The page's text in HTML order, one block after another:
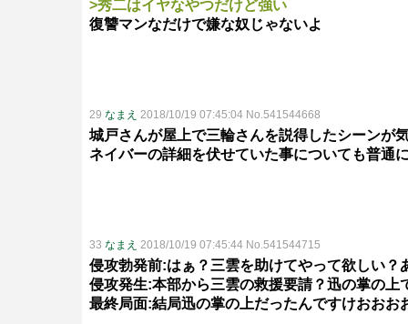
>秀二はイヤなやつだけど強い
復讐マンなだけで嫌な奴じゃないよ
29 なまえ 2018/10/19 07:45:04 No.541544668
城戸さんが屋上で三輪さんを説得したシーンが
ネイバーの詳細を伏せていた事についても普通
33 なまえ 2018/10/19 07:45:44 No.541544715
侵攻勃発前:はぁ？三雲を助けてやって欲しい
侵攻発生:本部から三雲の救援要請？迅の掌の
最終局面:結局迅の掌の上だったんですけおおお